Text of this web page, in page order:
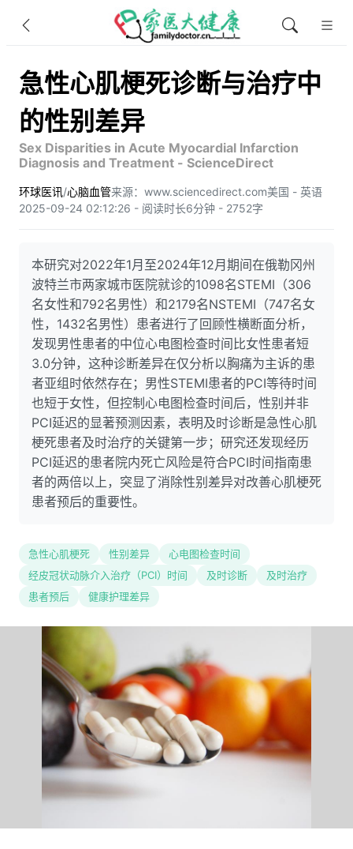
急性心肌梗死诊断与治疗中
的性别差异
Sex Disparities in Acute Myocardial Infarction
Diagnosis and Treatment - ScienceDirect
环球医讯/心脑血管来源：www.sciencedirect.com美国 - 英语
2025-09-24 02:12:26 - 阅读时长6分钟 - 2752字
本研究对2022年1月至2024年12月期间在俄勒冈州
波特兰市两家城市医院就诊的1098名STEMI（306
名女性和792名男性）和2179名NSTEMI（747名女
性，1432名男性）患者进行了回顾性横断面分析，
发现男性患者的中位心电图检查时间比女性患者短
3.0分钟，这种诊断差异在仅分析以胸痛为主诉的患
者亚组时依然存在；男性STEMI患者的PCI等待时间
也短于女性，但控制心电图检查时间后，性别并非
PCI延迟的显著预测因素，表明及时诊断是急性心肌
梗死患者及时治疗的关键第一步；研究还发现经历
PCI延迟的患者院内死亡风险是符合PCI时间指南患
者的两倍以上，突显了消除性别差异对改善心肌梗死
患者预后的重要性。
急性心肌梗死 性别差异
心电图检查时间
经皮冠状动脉介入治疗（PCI）时间
及时诊断
及时治疗
患者预后
健康护理差异